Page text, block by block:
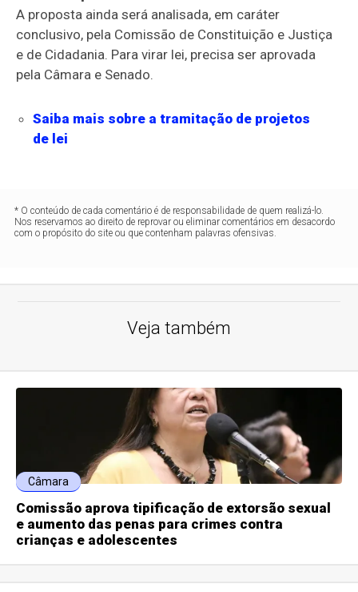
A proposta ainda será analisada, em caráter
conclusivo, pela Comissão de Constituição e Justiça
e de Cidadania. Para virar lei, precisa ser aprovada
pela Câmara e Senado.
Saiba mais sobre a tramitação de projetos
de lei
* O conteúdo de cada comentário é de responsabilidade de quem realizá-lo.
Nos reservamos ao direito de reprovar ou eliminar comentários em desacordo
com o propósito do site ou que contenham palavras ofensivas.
Veja também
Câmara
Comissão aprova tipificação de extorsão sexual
e aumento das penas para crimes contra
crianças e adolescentes